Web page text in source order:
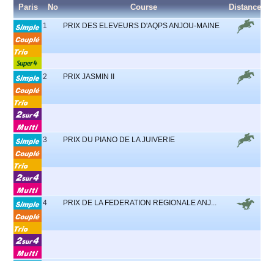
Paris No Course Distance
1 PRIX DES ELEVEURS D'AQPS ANJOU-MAINE
2 PRIX JASMIN II
3 PRIX DU PIANO DE LA JUIVERIE
4 PRIX DE LA FEDERATION REGIONALE ANJ...